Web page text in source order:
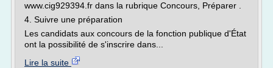
www.cig929394.fr dans la rubrique Concours, Préparer .
4. Suivre une préparation
Les candidats aux concours de la fonction publique d'État
ont la possibilité de s'inscrire dans...
Lire la suite